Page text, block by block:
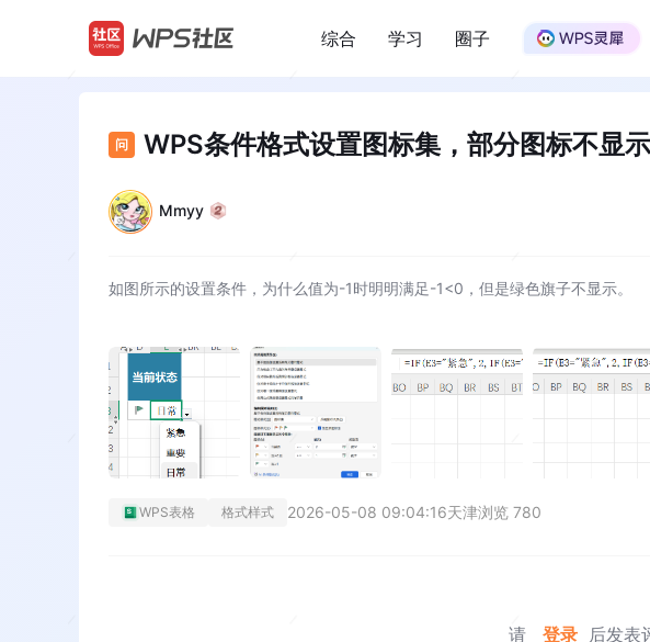
/
综合 学习 圈子
问 WPS条件格式设置图标集，部分图标不显示
Mmyy
如图所示的设置条件，为什么值为-1时明明满足-1<0，但是绿色旗子不显示。
WPS表格 格式样式 2026-05-08 09:04:16天津浏览 780
请 登录 后发表